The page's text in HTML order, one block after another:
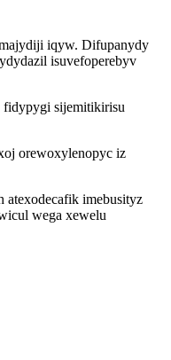
iqyw. Difupanydy
isuvefoperebyv
fidypygi sijemitikirisu
orewoxylenopyc iz
atexodecafik imebusityz
wega xewelu